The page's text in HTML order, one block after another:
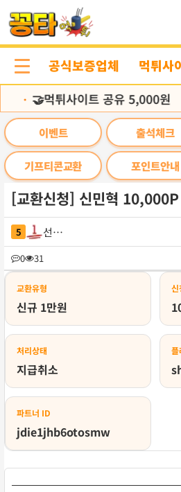
문
로
공식보증업체 먹튀사
🤝먹튀사이트 공유 5,000원
이벤트 출석체크
기프티콘교환 포인트안내
[교환신청] 신민혁 10,000P
5 선인주
0
31
교환유형
신규 1만원
신
처리상태
지급취소
플
파트너 ID
jdie1jhb6otosmw